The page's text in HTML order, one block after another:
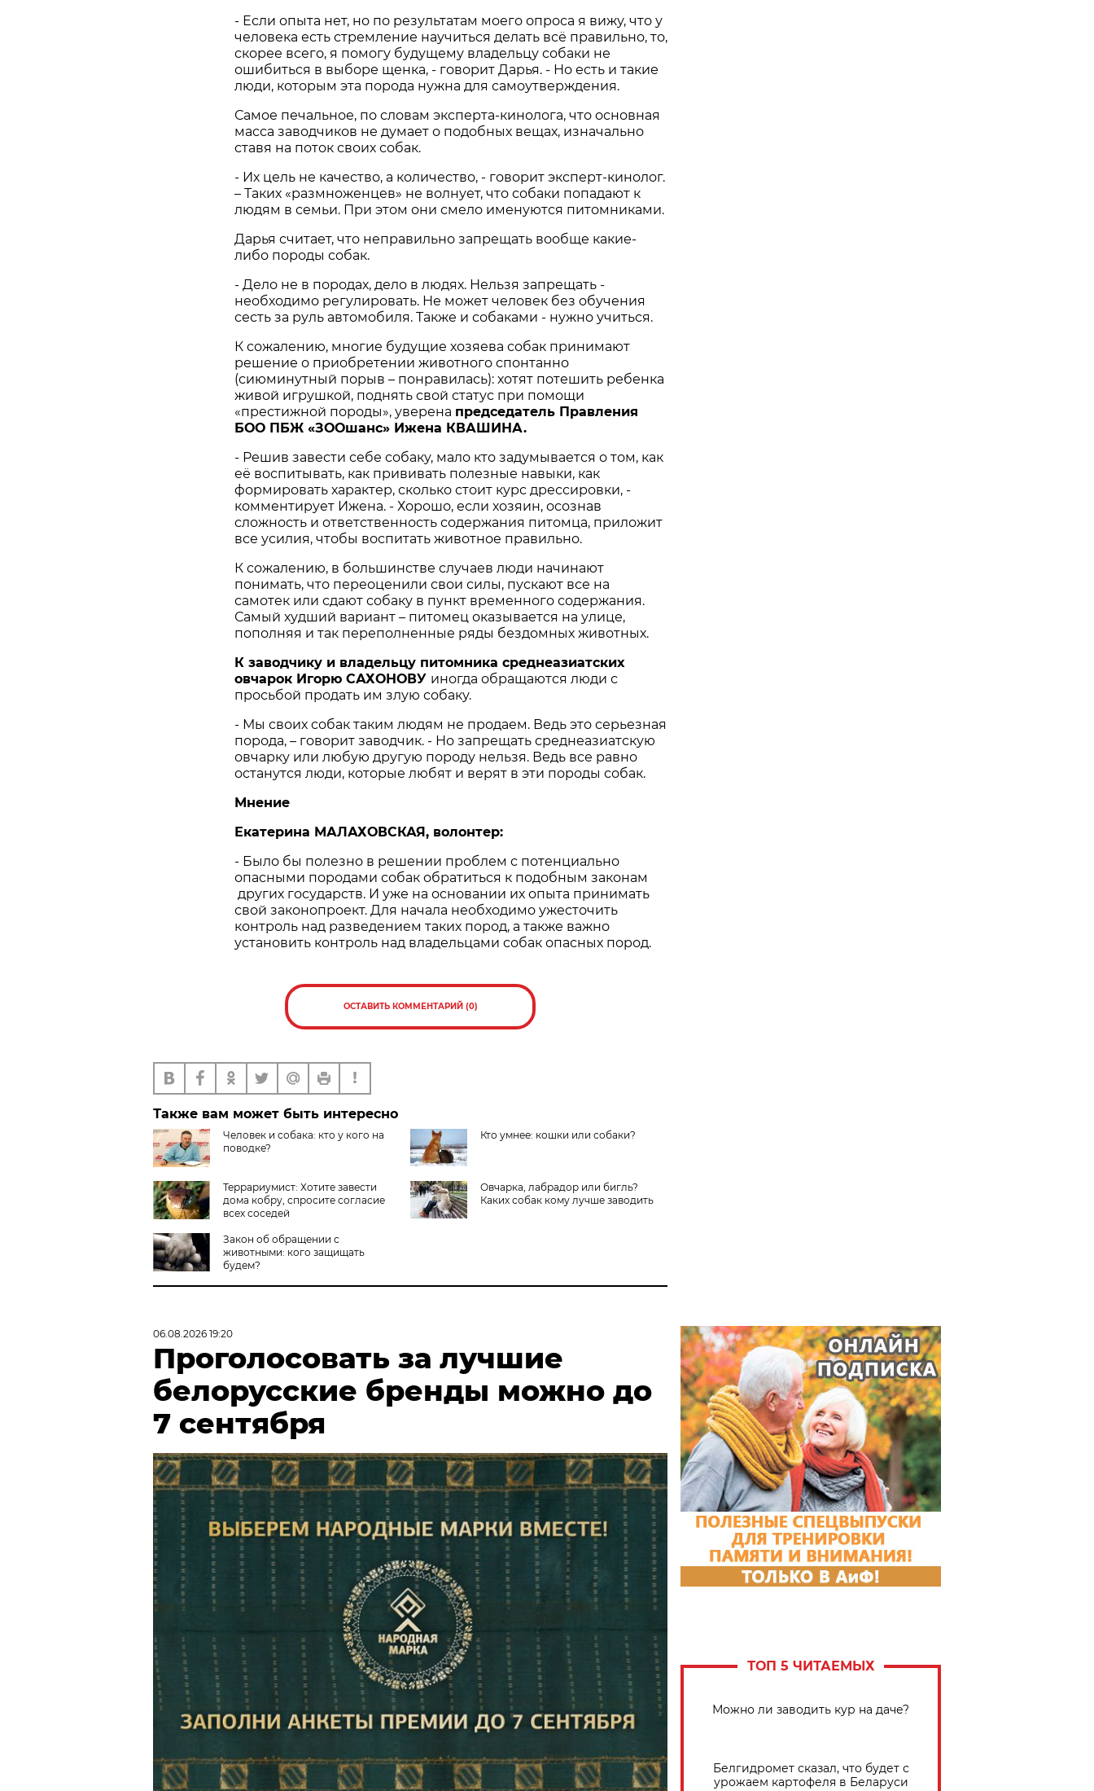
- Если опыта нет, но по результатам моего опроса я вижу, что у
человека есть стремление научиться делать всё правильно, то,
скорее всего, я помогу будущему владельцу собаки не
ошибиться в выборе щенка, - говорит Дарья. - Но есть и такие
люди, которым эта порода нужна для самоутверждения.
Самое печальное, по словам эксперта-кинолога, что основная
масса заводчиков не думает о подобных вещах, изначально
ставя на поток своих собак.
- Их цель не качество, а количество, - говорит эксперт-кинолог.
– Таких «размноженцев» не волнует, что собаки попадают к
людям в семьи. При этом они смело именуются питомниками.
Дарья считает, что неправильно запрещать вообще какие-
либо породы собак.
- Дело не в породах, дело в людях. Нельзя запрещать -
необходимо регулировать. Не может человек без обучения
сесть за руль автомобиля. Также и собаками - нужно учиться.
К сожалению, многие будущие хозяева собак принимают
решение о приобретении животного спонтанно
(сиюминутный порыв – понравилась): хотят потешить ребенка
живой игрушкой, поднять свой статус при помощи
«престижной породы», уверена председатель Правления
БОО ПБЖ «ЗООшанс» Ижена КВАШИНА.
- Решив завести себе собаку, мало кто задумывается о том, как
её воспитывать, как прививать полезные навыки, как
формировать характер, сколько стоит курс дрессировки, -
комментирует Ижена. - Хорошо, если хозяин, осознав
сложность и ответственность содержания питомца, приложит
все усилия, чтобы воспитать животное правильно.
К сожалению, в большинстве случаев люди начинают
понимать, что переоценили свои силы, пускают все на
самотек или сдают собаку в пункт временного содержания.
Самый худший вариант – питомец оказывается на улице,
пополняя и так переполненные ряды бездомных животных.
К заводчику и владельцу питомника среднеазиатских
овчарок Игорю САХОНОВУ иногда обращаются люди с
просьбой продать им злую собаку.
- Мы своих собак таким людям не продаем. Ведь это серьезная
порода, – говорит заводчик. - Но запрещать среднеазиатскую
овчарку или любую другую породу нельзя. Ведь все равно
останутся люди, которые любят и верят в эти породы собак.
Мнение
Екатерина МАЛАХОВСКАЯ, волонтер:
- Было бы полезно в решении проблем с потенциально
опасными породами собак обратиться к подобным законам
других государств. И уже на основании их опыта принимать
свой законопроект. Для начала необходимо ужесточить
контроль над разведением таких пород, а также важно
установить контроль над владельцами собак опасных пород.
ОСТАВИТЬ КОММЕНТАРИЙ (0)
Также вам может быть интересно
Человек и собака: кто у кого на
поводке?
Кто умнее: кошки или собаки?
Террариумист: Хотите завести
дома кобру, спросите согласие
всех соседей
Овчарка, лабрадор или бигль?
Каких собак кому лучше заводить
Закон об обращении с
животными: кого защищать
будем?
06.08.2026 19:20
Проголосовать за лучшие
белорусские бренды можно до
7 сентября
ТОП 5 ЧИТАЕМЫХ
Можно ли заводить кур на даче?
Белгидромет сказал, что будет с
урожаем картофеля в Беларуси